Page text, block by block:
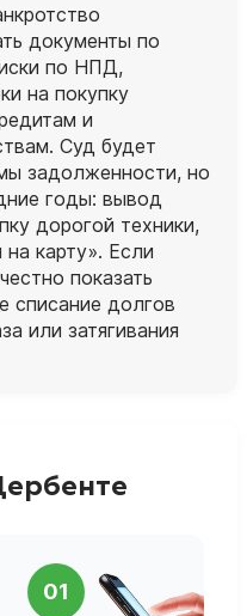
документы по
по НПД,
на покупку
и
Суд будет
задолженности, но
годы: вывод
дорогой техники,
карту». Если
показать
списание долгов
или затягивания
01